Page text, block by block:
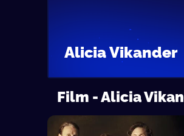
Alicia Vikander
Film - Alicia